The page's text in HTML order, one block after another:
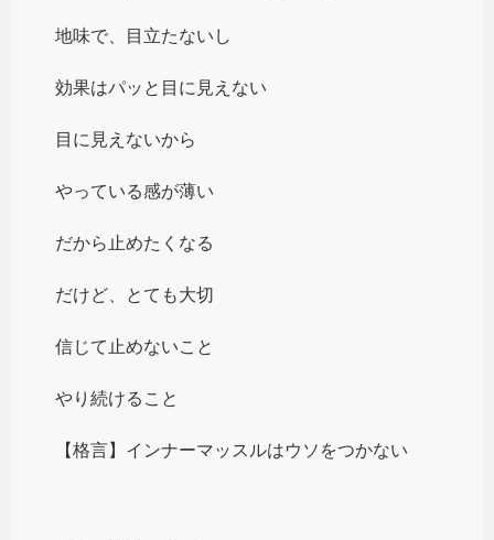
地味で、目立たないし
効果はパッと目に見えない
目に見えないから
やっている感が薄い
だから止めたくなる
だけど、とても大切
信じて止めないこと
やり続けること
【格言】インナーマッスルはウソをつかない